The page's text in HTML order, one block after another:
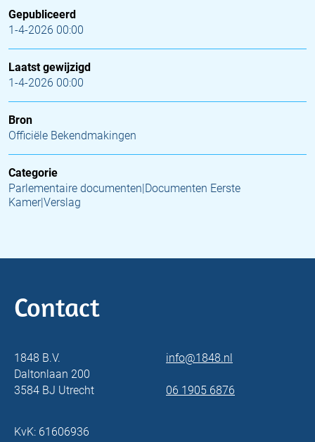
Gepubliceerd
1-4-2026 00:00
Laatst gewijzigd
1-4-2026 00:00
Bron
Officiële Bekendmakingen
Categorie
Parlementaire documenten|Documenten Eerste
Kamer|Verslag
Contact
1848 B.V.
Daltonlaan 200
3584 BJ Utrecht
info@1848.nl
06 1905 6876
KvK: 61606936